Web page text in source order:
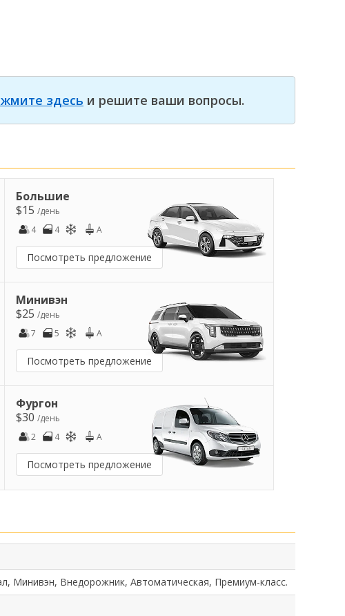
здесь и решите ваши вопросы.
Большие
$15 /день
4
4 A
Посмотреть предложение
Минивэн
$25 /день
7
5 A
Посмотреть предложение
Фургон
$30 /день
2
4 A
Посмотреть предложение
Минивэн, Внедорожник, Автоматическая, Премиум-класс.